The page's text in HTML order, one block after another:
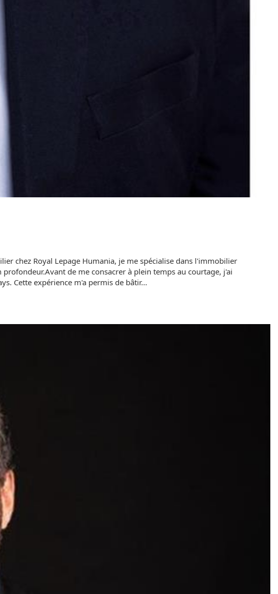
chez Royal Lepage Humania, je me spécialise dans l'immobilier
de me consacrer à plein temps au courtage, j'ai
Cette expérience m'a permis de bâtir...